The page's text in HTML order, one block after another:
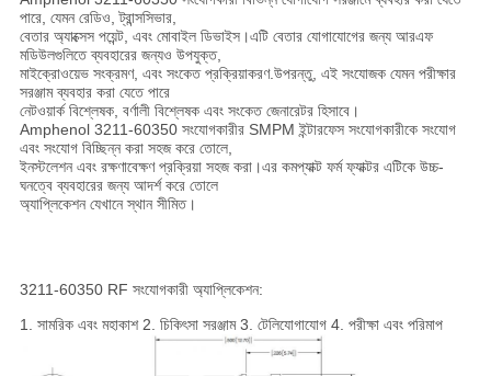
পারে, যেমন রেডিও, ট্রান্সসিভার,
বেতার অ্যাক্সেস পয়েন্ট, এবং মোবাইল ডিভাইস।এটি বেতার যোগাযোগের জন্য আরএফ
মডিউলগুলিতে ব্যবহারের জন্যও উপযুক্ত,
মাইক্রোওয়েভ সংক্রমণ, এবং সংকেত প্রক্রিয়াকরণ.উপরন্তু, এই সংযোজক যেমন পরীক্ষার
সরঞ্জাম ব্যবহার করা যেতে পারে
নেটওয়ার্ক বিশ্লেষক, বর্ণালী বিশ্লেষক এবং সংকেত জেনারেটর হিসাবে।
Amphenol 3211-60350 সংযোগকারীর SMPM ইন্টারফেস সংযোগকারীকে সংযোগ
এবং সংযোগ বিচ্ছিন্ন করা সহজ করে তোলে,
ইনস্টলেশন এবং রক্ষণাবেক্ষণ প্রক্রিয়া সহজ করা।এর কমপ্যাক্ট ফর্ম ফ্যাক্টর এটিকে উচ্চ-
ঘনত্বে ব্যবহারের জন্য আদর্শ করে তোলে
অ্যাপ্লিকেশন যেখানে স্থান সীমিত।
3211-60350 RF সংযোগকারী অ্যাপ্লিকেশন:
1. সামরিক এবং মহাকাশ 2. চিকিৎসা সরঞ্জাম 3. টেলিযোগাযোগ 4. পরীক্ষা এবং পরিমাপ